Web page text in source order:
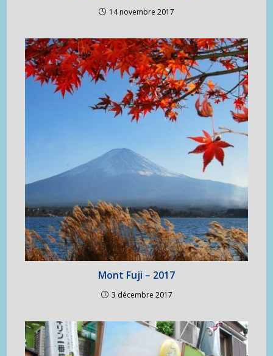
14 novembre 2017
Mont Fuji – 2017
3 décembre 2017